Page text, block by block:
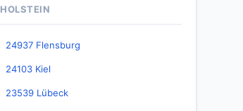
HOLSTEIN
24937 Flensburg
24103 Kiel
23539 Lübeck